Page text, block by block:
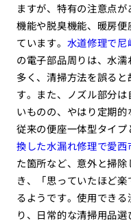
ますが、特有の注意点
機能や脱臭機能、暖房
ています。 水道修理で
の電子部品周りは、水
多く、清掃方法を誤る
す。また、ノズル部分
いものの、やはり定期
従来の便座一体型タイプ
換した水漏れ修理で愛西
た箇所など、意外と掃
き、「思っていたほど
るようです。使用でき
り、日常的な清掃用品選